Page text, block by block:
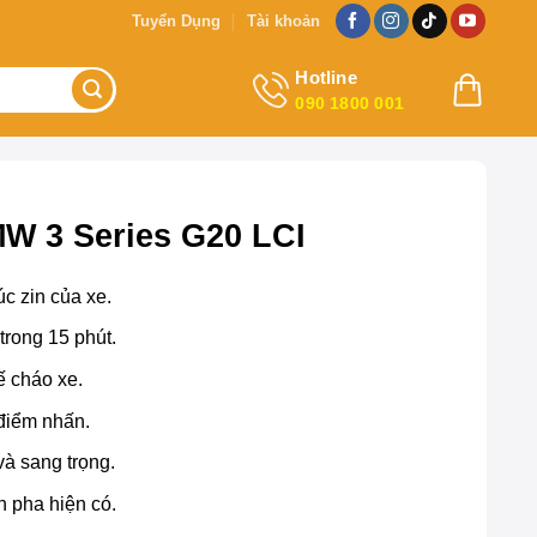
Tuyển Dụng Tài khoản
Hotline
090 1800 001
3 Series G20 LCI
zin của xe.
15 phút.
cháo xe.
nhấn.
sang trọng.
pha hiện có.